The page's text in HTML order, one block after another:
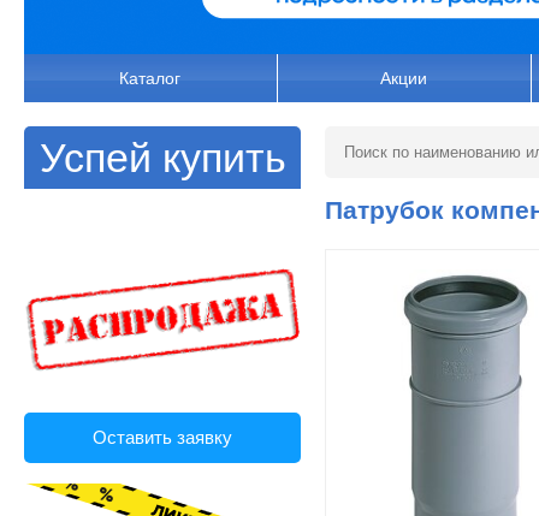
Каталог Акции
Успей купить
Оставить заявку
Патрубок